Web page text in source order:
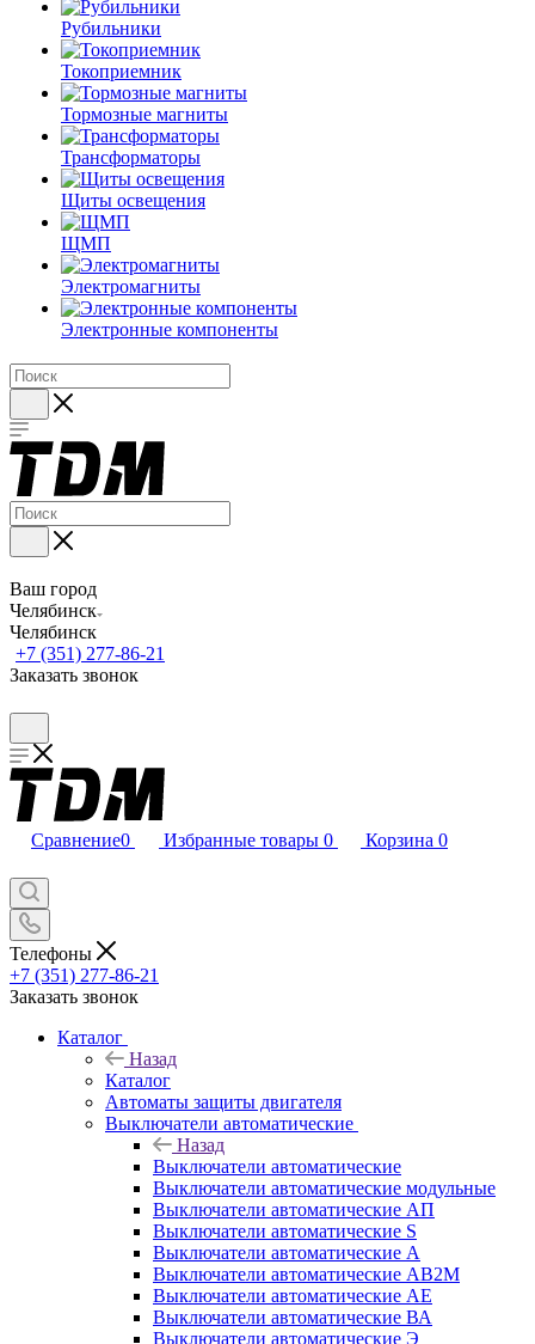
Рубильники
Токоприемник
Тормозные магниты
Трансформаторы
Щиты освещения
ЩМП
Электромагниты
Электронные компоненты
Ваш город
Челябинск
Челябинск
+7 (351) 277-86-21
Заказать звонок
Сравнение0 Избранные товары 0 Корзина 0
Телефоны
+7 (351) 277-86-21
Заказать звонок
Каталог
Назад
Каталог
Автоматы защиты двигателя
Выключатели автоматические
Назад
Выключатели автоматические
Выключатели автоматические модульные
Выключатели автоматические АП
Выключатели автоматические S
Выключатели автоматические А
Выключатели автоматические АВ2М
Выключатели автоматические АЕ
Выключатели автоматические ВА
Выключатели автоматические Э